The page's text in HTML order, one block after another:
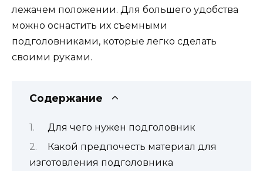
лежачем положении. Для большего удобства
можно оснастить их съемными
подголовниками, которые легко сделать
своими руками.
Содержание
Для чего нужен подголовник
Какой предпочесть материал для
изготовления подголовника